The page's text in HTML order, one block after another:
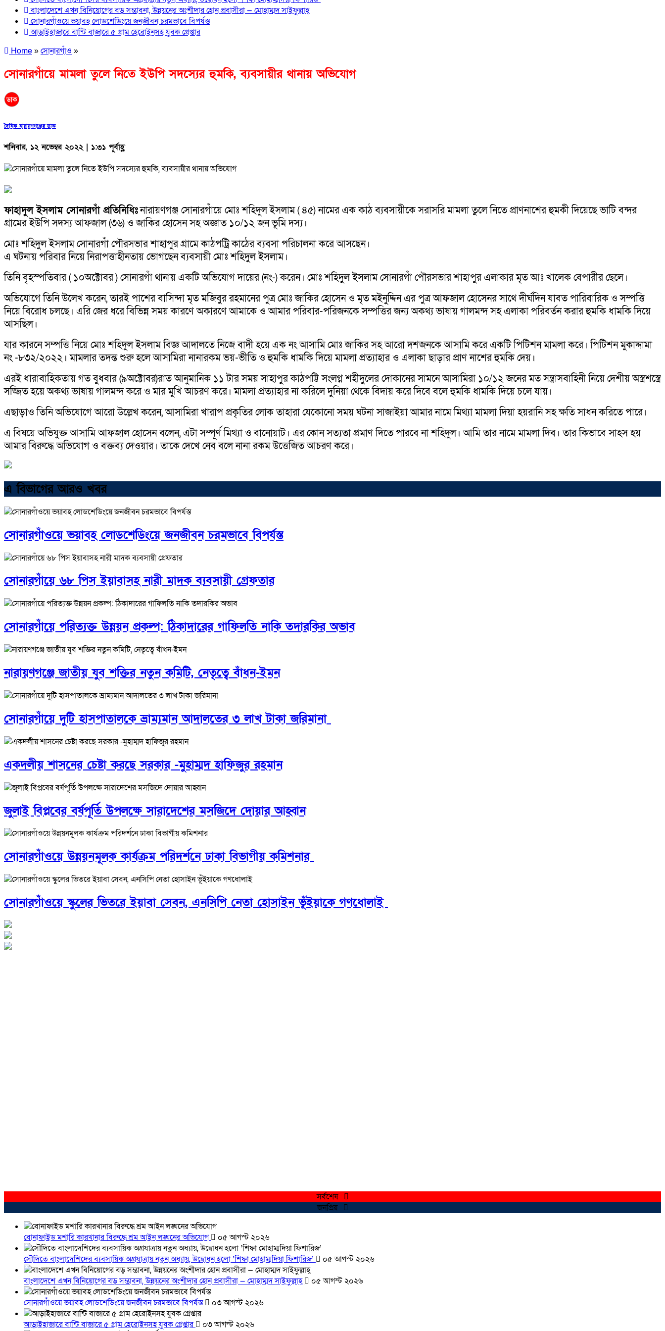
বাংলাদেশে এখন বিনিয়োগের বড় সম্ভাবনা, উন্নয়নের অংশীদার হোন প্রবাসীরা — মোহাম্মদ সাইফুল্লাহ্
সোনারগাঁওয়ে ভয়াবহ লোডশেডিংয়ে জনজীবন চরমভাবে বিপর্যস্ত
আড়াইহাজারে বান্টি বাজারে ৫ গ্রাম হেরোইনসহ যুবক গ্রেপ্তার
Home»সোনারগাঁও »
সোনারগাঁয়ে মামলা তুলে নিতে ইউপি সদস্যের হুমকি, ব্যবসায়ীর থানায় অভিযোগ
দৈনিক নারায়ণগঞ্জের ডাক
শনিবার, ১২ নভেম্বর ২০২২ | ১:৩১ পূর্বাহ্ণ
ফাহাদুল ইসলাম সোনারগাঁ প্রতিনিধিঃনারায়ণগঞ্জ সোনারগাঁয়ে মোঃ শহিদুল ইসলাম ( ৪৫) নামের এক কাঠ ব্যবসায়ীকে সরাসরি মামলা তুলে নিতে প্রাণনাশের হুমকী দিয়েছে ভাটি বন্দর
গ্রামের ইউপি সদস্য আফজাল (৩৬) ও জাকির হোসেন সহ অজ্ঞাত ১০/১২ জন ভূমি দস্য।
মোঃ শহিদুল ইসলাম সোনারগাঁ পৌরসভার শাহাপুর গ্রামে কাঠপট্রি কাঠের ব্যবসা পরিচালনা করে আসছেন।
এ ঘটনায় পরিবার নিয়ে নিরাপত্তাহীনতায় ভোগছেন ব্যবসায়ী মোঃ শহিদুল ইসলাম।
তিনি বৃহস্পতিবার ( ১০অক্টোবর ) সোনারগাঁ থানায় একটি অভিযোগ দায়ের (নং-) করেন। মোঃ শহিদুল ইসলাম সোনারগাঁ পৌরসভার শাহাপুর এলাকার মৃত আঃ খালেক বেপারীর ছেলে।
অভিযোগে তিনি উলে­খ করেন, তারই পাশের বাসিন্দা মৃত মজিবুর রহমানের পুত্র মোঃ জাকির হোসেন ও মৃত মইনুদ্দিন এর পুত্র আফজাল হোসেনর সাথে দীর্ঘদিন যাবত পারিবারিক ও সম্পত্তি
নিয়ে বিরোধ চলছে। এরি জের ধরে বিভিন্ন সময় কারণে অকারণে আমাকে ও আমার পরিবার-পরিজনকে সম্পত্তির জন্য অকথ্য ভাষায় গালমন্দ সহ এলাকা পরিবর্তন করার হুমকি ধামকি দিয়ে
আসছিল।
যার কারনে সম্পত্তি নিয়ে মোঃ শহিদুল ইসলাম বিজ্ঞ আদালতে নিজে বাদী হয়ে এক নং আসামি মোঃ জাকির সহ আরো দশজনকে আসামি করে একটি পিটিশন মামলা করে। পিটিশন মুকাদ্দামা
নং -৮৩২/২০২২। মামলার তদন্ত শুরু হলে আসামিরা নানারকম ভয়-ভীতি ও হুমকি ধামকি দিয়ে মামলা প্রত্যাহার ও এলাকা ছাড়ার প্রাণ নাশের হুমকি দেয়।
এরই ধারাবাহিকতায় গত বুধবার (৯অক্টোবর)রাত আনুমানিক ১১ টার সময় সাহাপুর কাঠপট্টি সংলগ্ন শহীদুলের দোকানের সামনে আসামিরা ১০/১২ জনের মত সন্ত্রাসবাহিনী নিয়ে দেশীয় অস্ত্রশস্ত্রে
সজ্জিত হয়ে অকথ্য ভাষায় গালমন্দ করে ও মার মুখি আচরণ করে। মামলা প্রত্যাহার না করিলে দুনিয়া থেকে বিদায় করে দিবে বলে হুমকি ধামকি দিয়ে চলে যায়।
এছাড়াও তিনি অভিযোগে আরো উল্লেখ করেন, আসামিরা খারাপ প্রকৃতির লোক তাহারা যেকোনো সময় ঘটনা সাজাইয়া আমার নামে মিথ্যা মামলা দিয়া হয়রানি সহ ক্ষতি সাধন করিতে পারে।
এ বিষয়ে অভিযুক্ত আসামি আফজাল হোসেন বলেন, এটা সম্পূর্ণ মিথ্যা ও বানোয়াট। এর কোন সত্যতা প্রমাণ দিতে পারবে না শহিদুল। আমি তার নামে মামলা দিব। তার কিভাবে সাহস হয়
আমার বিরুদ্ধে অভিযোগ ও বক্তব্য দেওয়ার। তাকে দেখে নেব বলে নানা রকম উত্তেজিত আচরণ করে।
এ বিভাগের আরও খবর
সোনারগাঁওয়ে ভয়াবহ লোডশেডিংয়ে জনজীবন চরমভাবে বিপর্যস্ত
সোনারগাঁয়ে ৬৮ পিস ইয়াবাসহ নারী মাদক ব্যবসায়ী গ্রেফতার
সোনারগাঁয়ে পরিত্যক্ত উন্নয়ন প্রকল্প: ঠিকাদারের গাফিলতি নাকি তদারকির অভাব
নারায়ণগঞ্জে জাতীয় যুব শক্তির নতুন কমিটি, নেতৃত্বে বাঁধন-ইমন
সোনারগাঁয়ে দুটি হাসপাতালকে ভ্রাম্যমান আদালতের ৩ লাখ টাকা জরিমানা
একদলীয় শাসনের চেষ্টা করছে সরকার -মুহাম্মদ হাফিজুর রহমান
জুলাই বিপ্লবের বর্ষপূর্তি উপলক্ষে সারাদেশের মসজিদে দোয়ার আহ্বান
সোনারগাঁওয়ে উন্নয়নমূলক কার্যক্রম পরিদর্শনে ঢাকা বিভাগীয় কমিশনার
সোনারগাঁওয়ে স্কুলের ভিতরে ইয়াবা সেবন, এনসিপি নেতা হোসাইন ভূঁইয়াকে গণধোলাই
সর্বশেষ
জনপ্রিয়
বোনাফাইড মশারি কারখানার বিরুদ্ধে শ্রম আইন লঙ্ঘনের অভিযোগ
০৫ আগস্ট ২০২৬
সৌদিতে বাংলাদেশিদের ব্যবসায়িক অগ্রযাত্রায় নতুন অধ্যায়, উদ্বোধন হলো ‘শিফা মোহাম্মদিয়া ফিশারিজ’
০৫ আগস্ট ২০২৬
বাংলাদেশে এখন বিনিয়োগের বড় সম্ভাবনা, উন্নয়নের অংশীদার হোন প্রবাসীরা — মোহাম্মদ সাইফুল্লাহ্
০৫ আগস্ট ২০২৬
সোনারগাঁওয়ে ভয়াবহ লোডশেডিংয়ে জনজীবন চরমভাবে বিপর্যস্ত
০৩ আগস্ট ২০২৬
আড়াইহাজারে বান্টি বাজারে ৫ গ্রাম হেরোইনসহ যুবক গ্রেপ্তার
০৩ আগস্ট ২০২৬